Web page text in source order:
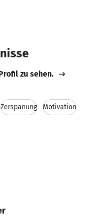
zu sehen.
Zerspanung Motivation